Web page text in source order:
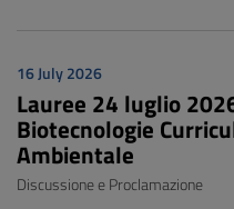
16 July 2026
Lauree 24 luglio
Biotecnologie
Ambientale
Discussione e Proclamazione